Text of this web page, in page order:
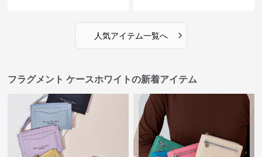
人気アイテム一覧へ ›
フラグメント ケースホワイトの新着アイテム